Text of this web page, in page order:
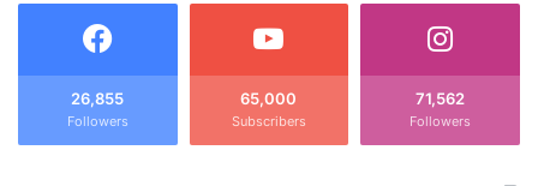
26,855
Followers
65,000
Subscribers
71,562
Followers